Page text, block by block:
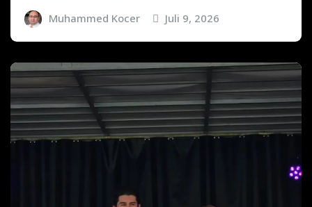
Muhammed Kocer Juli 9, 2026